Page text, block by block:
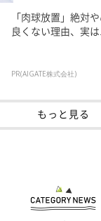
「肉球放置」絶対
良くない理由、実は...
PR(AIGATE株式会社)
もっと見る